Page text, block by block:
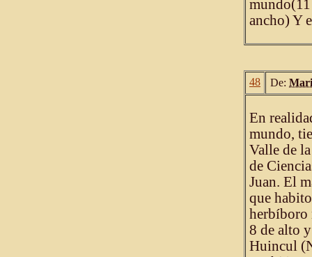
ancho) Y
48 De:
En
mundo,
Valle de
de
Juan. El
que
herbíboro
8 de alto
Huincul